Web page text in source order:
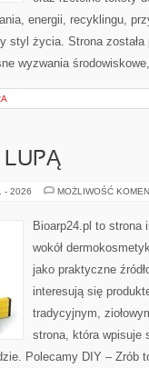
energii, recyklingu,
styl życia. Strona
wyzwania
- 2026 MOŻLIWOŚĆ
Bioarp24.pl to strona
wokół
jako praktyczne
interesują się
tradycyjnym,
strona, która wpisuje
Polecamy DIY – Zrób